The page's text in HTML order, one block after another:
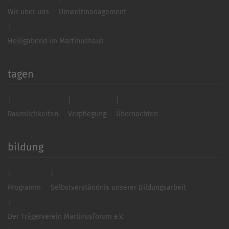
Wir über uns Umweltmanagement
Heiligabend im Martinushaus
tagen
Räumlichkeiten Verpflegung Übernachten
bildung
Programm Selbstverständnis unserer Bildungsarbeit
Der Trägerverein Martinusforum e.V.